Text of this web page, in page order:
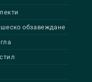
обзавеждане